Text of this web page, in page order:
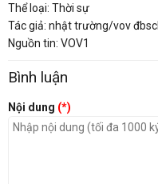
Thể loại: Thời sự
Tác giả: nhật trường/vov đbscl
Nguồn tin: VOV1
Bình luận
Nội dung (*)